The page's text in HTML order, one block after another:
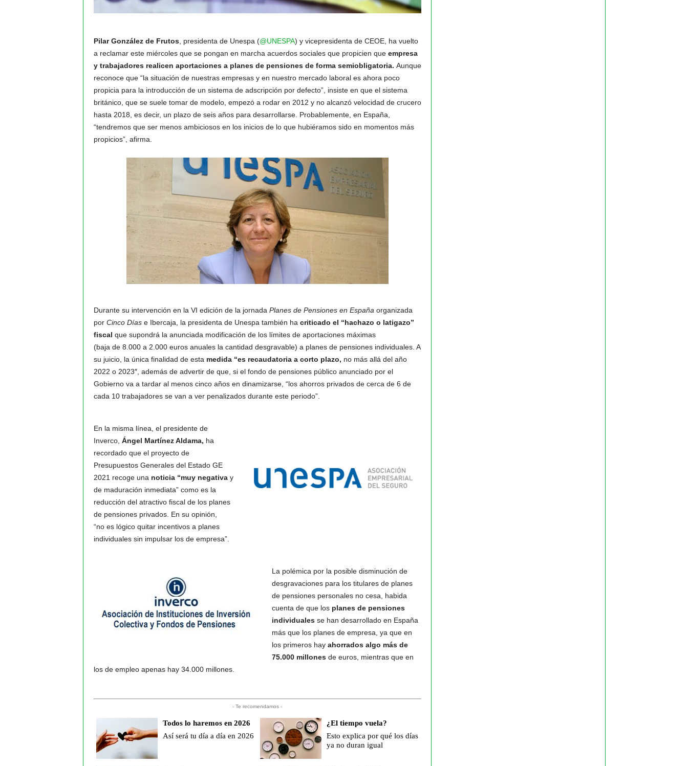
Pilar González de Frutos, presidenta de Unespa (@UNESPA) y vicepresidenta de CEOE, ha vuelto
a reclamar este miércoles que se pongan en marcha acuerdos sociales que propicien que empresa
y trabajadores realicen aportaciones a planes de pensiones de forma semiobligatoria. Aunque
reconoce que “la situación de nuestras empresas y en nuestro mercado laboral es ahora poco
propicia para la introducción de un sistema de adscripción por defecto”, insiste en que el sistema
británico, que se suele tomar de modelo, empezó a rodar en 2012 y no alcanzó velocidad de crucero
hasta 2018, es decir, un plazo de seis años para desarrollarse. Probablemente, en España,
“tendremos que ser menos ambiciosos en los inicios de lo que hubiéramos sido en momentos más
propicios”, afirma.
Durante su intervención en la VI edición de la jornada Planes de Pensiones en España organizada
por Cinco Díase Ibercaja, la presidenta de Unespa también ha criticado el “hachazo o latigazo”
fiscal que supondrá la anunciada modificación de los límites de aportaciones máximas
(baja de 8.000 a 2.000 euros anuales la cantidad desgravable) a planes de pensiones individuales. A
su juicio, la única finalidad de esta medida “es recaudatoria a corto plazo, no más allá del año
2022 o 2023″, además de advertir de que, si el fondo de pensiones público anunciado por el
Gobierno va a tardar al menos cinco años en dinamizarse, “los ahorros privados de cerca de 6 de
cada 10 trabajadores se van a ver penalizados durante este periodo”.
En la misma línea, el presidente de
Inverco, Ángel Martínez Aldama, ha
recordado que el proyecto de
Presupuestos Generales del Estado GE
2021 recoge una noticia “muy negativay
de maduración inmediata” como es la
reducción del atractivo fiscal de los planes
de pensiones privados. En su opinión,
“no es lógico quitar incentivos a planes
individuales sin impulsar los de empresa”.
La polémica por la posible disminución de
desgravaciones para los titulares de planes
de pensiones personales no cesa, habida
cuenta de que los planes de pensiones
individualesse han desarrollado en España
más que los planes de empresa, ya que en
los primeros hay ahorrados algo más de
75.000 millonesde euros, mientras que en
los de empleo apenas hay 34.000 millones.
- Te recomendamos -
Todos lo haremos en 2026
Así será tu día a día en 2026
¿El tiempo vuela?
Esto explica por qué los días
ya no duran igual